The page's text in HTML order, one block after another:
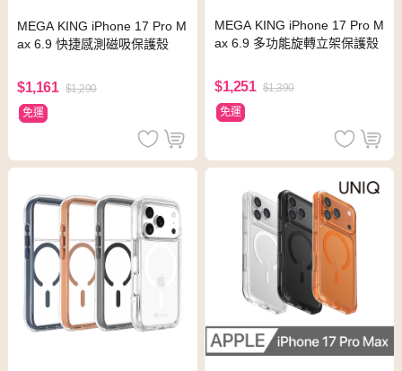
MEGA KING iPhone 17 Pro M
ax 6.9 快捷感測磁吸保護殼
$1,161 $1,290
免運
MEGA KING iPhone 17 Pro M
ax 6.9 多功能旋轉立架保護殼
$1,251 $1,390
免運